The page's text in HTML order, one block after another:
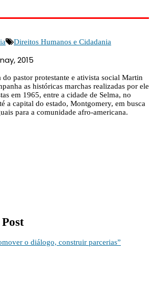
Direitos Humanos e Cidadania
2015
pastor protestante e ativista social Martin
as históricas marchas realizadas por ele
em 1965, entre a cidade de Selma, no
a capital do estado, Montgomery, em busca
para a comunidade afro-americana.
o diálogo, construir parcerias”